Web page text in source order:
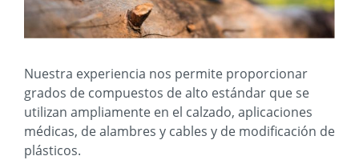
Nuestra experiencia nos permite proporcionar
grados de compuestos de alto estándar que se
utilizan ampliamente en el calzado, aplicaciones
médicas, de alambres y cables y de modificación de
plásticos.